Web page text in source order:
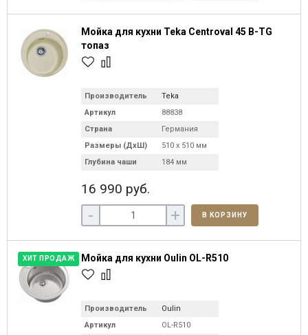
Мойка для кухни Teka Centroval 45 B-TG
топаз
Производитель
Teka
Артикул
88838
Страна
Германия
Размеры (ДхШ)
510 х 510 мм
Глубина чаши
184 мм
16 990 руб.
- + В КОРЗИНУ
ХИТ ПРОДАЖ Мойка для кухни Oulin OL-R510
Производитель
Oulin
Артикул
OL-R510